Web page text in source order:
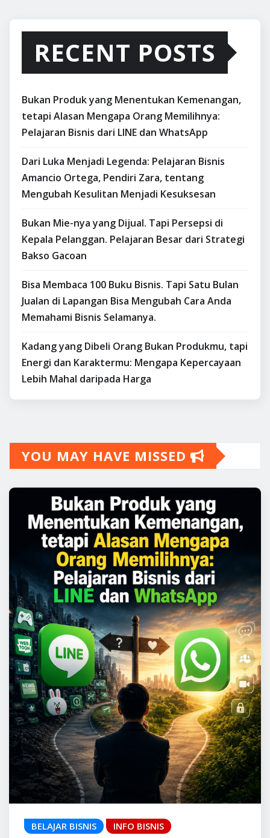
RECENT POSTS
Bukan Produk yang Menentukan Kemenangan,
tetapi Alasan Mengapa Orang Memilihnya:
Pelajaran Bisnis dari LINE dan WhatsApp
Dari Luka Menjadi Legenda: Pelajaran Bisnis
Amancio Ortega, Pendiri Zara, tentang
Mengubah Kesulitan Menjadi Kesuksesan
Bukan Mie-nya yang Dijual. Tapi Persepsi di
Kepala Pelanggan. Pelajaran Besar dari Strategi
Bakso Gacoan
Bisa Membaca 100 Buku Bisnis. Tapi Satu Bulan
Jualan di Lapangan Bisa Mengubah Cara Anda
Memahami Bisnis Selamanya.
Kadang yang Dibeli Orang Bukan Produkmu, tapi
Energi dan Karaktermu: Mengapa Kepercayaan
Lebih Mahal daripada Harga
YOU MAY HAVE MISSED
BELAJAR BISNIS INFO BISNIS